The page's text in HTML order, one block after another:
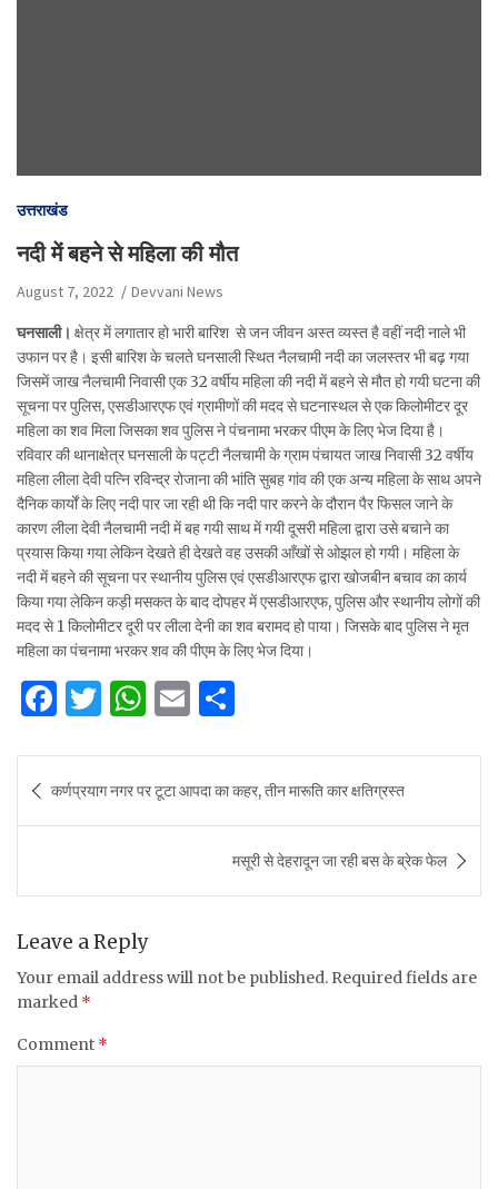
उत्तराखंड
नदी में बहने से महिला की मौत
August 7, 2022 Devvani News
घनसाली। क्षेत्र में लगातार हो भारी बारिश से जन जीवन अस्त व्यस्त है वहीं नदी नाले भी
उफान पर है। इसी बारिश के चलते घनसाली स्थित नैलचामी नदी का जलस्तर भी बढ़ गया
जिसमें जाख नैलचामी निवासी एक 32 वर्षीय महिला की नदी में बहने से मौत हो गयी घटना की
सूचना पर पुलिस, एसडीआरएफ एवं ग्रामीणों की मदद से घटनास्थल से एक किलोमीटर दूर
महिला का शव मिला जिसका शव पुलिस ने पंचनामा भरकर पीएम के लिए भेज दिया है।
रविवार की थानाक्षेत्र घनसाली के पट्टी नैलचामी के ग्राम पंचायत जाख निवासी 32 वर्षीय
महिला लीला देवी पत्नि रविन्द्र रोजाना की भांति सुबह गांव की एक अन्य महिला के साथ अपने
दैनिक कार्यों के लिए नदी पार जा रही थी कि नदी पार करने के दौरान पैर फिसल जाने के
कारण लीला देवी नैलचामी नदी में बह गयी साथ में गयी दूसरी महिला द्वारा उसे बचाने का
प्रयास किया गया लेकिन देखते ही देखते वह उसकी आँखों से ओझल हो गयी। महिला के
नदी में बहने की सूचना पर स्थानीय पुलिस एवं एसडीआरएफ द्वारा खोजबीन बचाव का कार्य
किया गया लेकिन कड़ी मसकत के बाद दोपहर में एसडीआरएफ, पुलिस और स्थानीय लोगों की
मदद से 1 किलोमीटर दूरी पर लीला देनी का शव बरामद हो पाया। जिसके बाद पुलिस ने मृत
महिला का पंचनामा भरकर शव की पीएम के लिए भेज दिया।
F
c
e
b
o
k
T
it
te
r
W
at
s
A
p
E
ai
l
ar
e
navigation
कर्णप्रयाग नगर पर टूटा आपदा का कहर, तीन मारूति कार क्षतिग्रस्त
मसूरी से देहरादून जा रही बस के ब्रेक फेल
Leave a Reply
Your email address will not be published. Required fields are
marked *
Comment *